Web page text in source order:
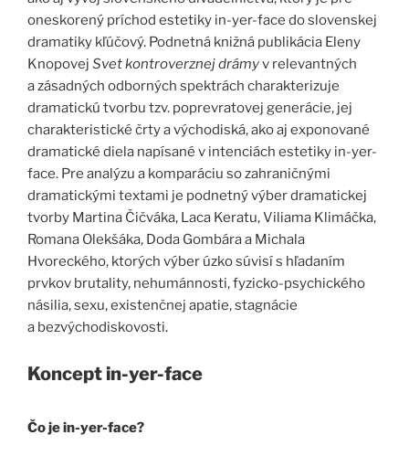
oneskorený príchod estetiky in-yer-face do slovenskej
dramatiky kľúčový. Podnetná knižná publikácia Eleny
Knopovej Svet kontroverznej drámyv relevantných
a zásadných odborných spektrách charakterizuje
dramatickú tvorbu tzv. poprevratovej generácie, jej
charakteristické črty a východiská, ako aj exponované
dramatické diela napísané v intenciách estetiky in-yer-
face. Pre analýzu a komparáciu so zahraničnými
dramatickými textami je podnetný výber dramatickej
tvorby Martina Čičváka, Laca Keratu, Viliama Klimáčka,
Romana Olekšáka, Doda Gombára a Michala
Hvoreckého, ktorých výber úzko súvisí s hľadaním
prvkov brutality, nehumánnosti, fyzicko-psychického
násilia, sexu, existenčnej apatie, stagnácie
a bezvýchodiskovosti.
Koncept in-yer-face
Čo je in-yer-face?